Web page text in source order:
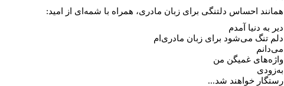
همانند احساس دلتنگی برای زبان مادری، همراه با شمه‌ای از امید:
دیر به دنیا آمدم
دلم تنگ می‌شود برای زبان مادری‌ام
می‌دانم
واژه‌های غمیگن من
به‌زودی
رستگار خواهند شد...